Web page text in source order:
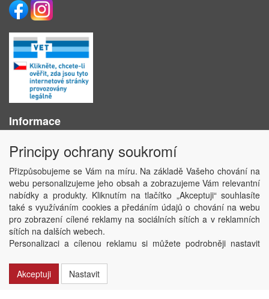
Informace
Obchodní podmínky
Ochrana osobních údajů
Kontakt
Losování účtenek
Aktuality
Nastavení soukromí
Copyright © ABRA Software a.s. 2020
Principy ochrany soukromí
Přizpůsobujeme se Vám na míru. Na základě Vašeho chování na
webu personalizujeme jeho obsah a zobrazujeme Vám relevantní
nabídky a produkty. Kliknutím na tlačítko „Akceptuji“ souhlasíte
také s využíváním cookies a předáním údajů o chování na webu
pro zobrazení cílené reklamy na sociálních sítích a v reklamních
sítích na dalších webech.
Personalizaci a cílenou reklamu si můžete podrobněji nastavit
Akceptuji
Nastavit